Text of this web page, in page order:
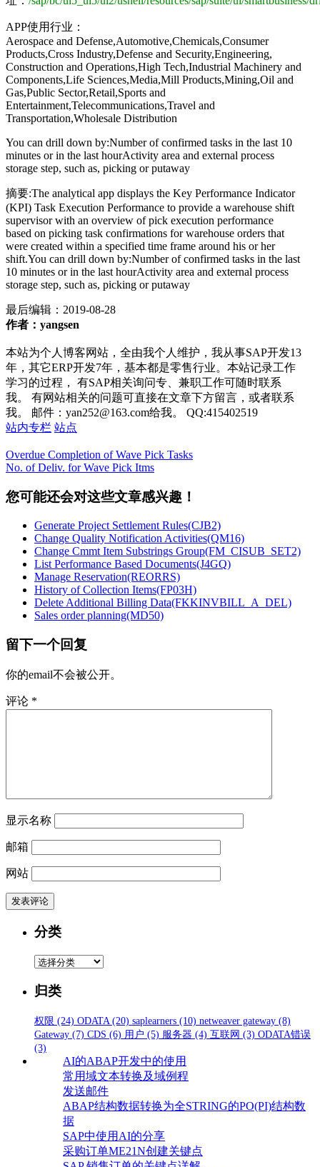
APP使用行业：
Aerospace and Defense,Automotive,Chemicals,Consumer
Products,Cross Industry,Defense and Security,Engineering,
Construction and Operations,High Tech,Industrial Machinery and
Components,Life Sciences,Media,Mill Products,Mining,Oil and
Gas,Public Sector,Retail,Sports and
Entertainment,Telecommunications,Travel and
Transportation,Wholesale Distribution
You can drill down by:Number of confirmed tasks in the last 10
minutes or in the last hourActivity area and external process
storage step, such as, picking or putaway
摘要:The analytical app displays the Key Performance Indicator
(KPI) Task Execution Performance to provide a warehouse shift
supervisor with an overview of pick execution performance
based on picking task confirmations for warehouse orders that
were created within a specified time frame around his or her
shift.You can drill down by:Number of confirmed tasks in the last
10 minutes or in the last hourActivity area and external process
storage step, such as, picking or putaway
最后编辑： 2019-08-28
作者：yangsen
本站为个人博客网站，全由我个人维护，我从事SAP开发13
年，其它ERP开发7年，基本都是零售行业。本站记录工作
学习的过程， 有SAP相关询问专、兼职工作可随时联系
我。 有网站相关的问题可直接在文章下方留言，或者联系
我。 邮件：yan252@163.com给我。 QQ:415402519
站内专栏 站点
Overdue Completion of Wave Pick Tasks
No. of Deliv. for Wave Pick Itms
您可能还会对这些文章感兴趣！
Generate Project Settlement Rules(CJB2)
Change Quality Notification Activities(QM16)
Change Cmmt Item Substrings Group(FM_CISUB_SET2)
List Performance Based Documents(J4GQ)
Manage Reservation(REORRS)
History of Collection Items(FP03H)
Delete Additional Billing Data(FKKINVBILL_A_DEL)
Sales order planning(MD50)
留下一个回复
你的email不会被公开。
评论 *
显示名称
邮箱
网站
分类
分
归类
权限 (24) ODATA (20) saplearners (10) netweaver gateway (8)
Gateway (7) CDS (6) 用户 (5) 服务器 (4) 互联网 (3) ODATA错误
(3)
AI的ABAP开发中的使用
常用域文本转换及域例程
发送邮件
ABAP结构数据转换为全STRING的PO(PI)结构数
据
SAP中使用AI的分享
采购订单ME21N创建关键点